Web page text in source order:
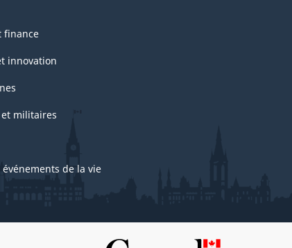
finance
innovation
militaires
événements de la vie